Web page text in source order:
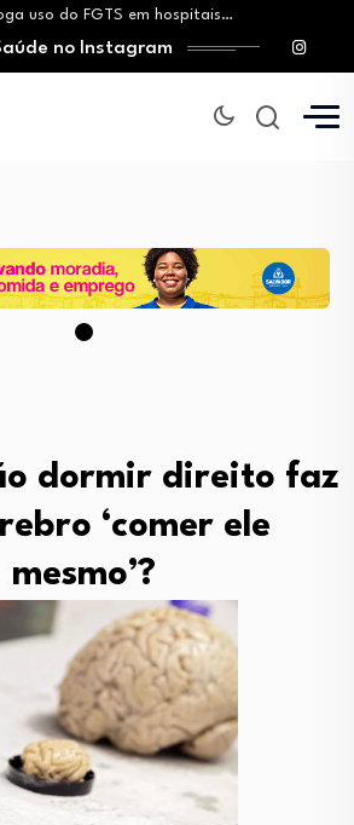
uso do FGTS em hospitais…
alta taxa de diagnósticos tardios…
Tabor entrega à Bahia um…
Salvador amplia ações de incentivo…
incorporado ao SUS reduz em até…
no Instagram
dormir direito faz
‘comer ele
mesmo’?